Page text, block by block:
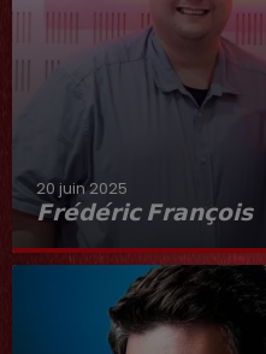
20 juin 2025
𝗙𝗿𝗲́𝗱𝗲́𝗿𝗶𝗰 𝗙𝗿𝗮𝗻𝗰̧𝗼𝗶𝘀
Interview du 20 juin 2025